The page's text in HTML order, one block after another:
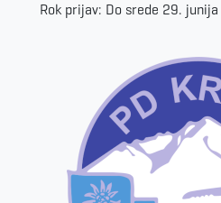
Rok prijav: Do srede 29.